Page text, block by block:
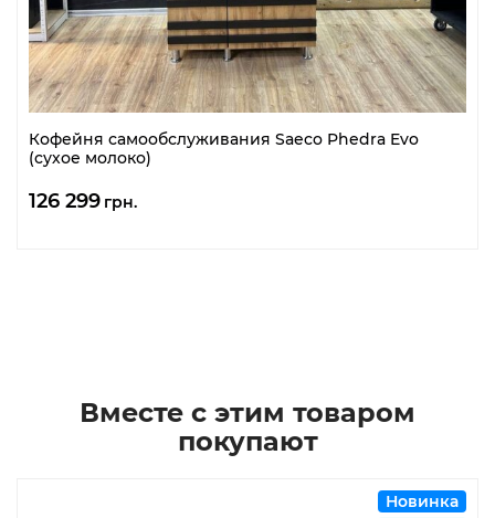
Кофейня самообслуживания Saeco Phedra Evo
(сухое молоко)
126 299 грн.
Вместе с этим товаром
покупают
Новинка